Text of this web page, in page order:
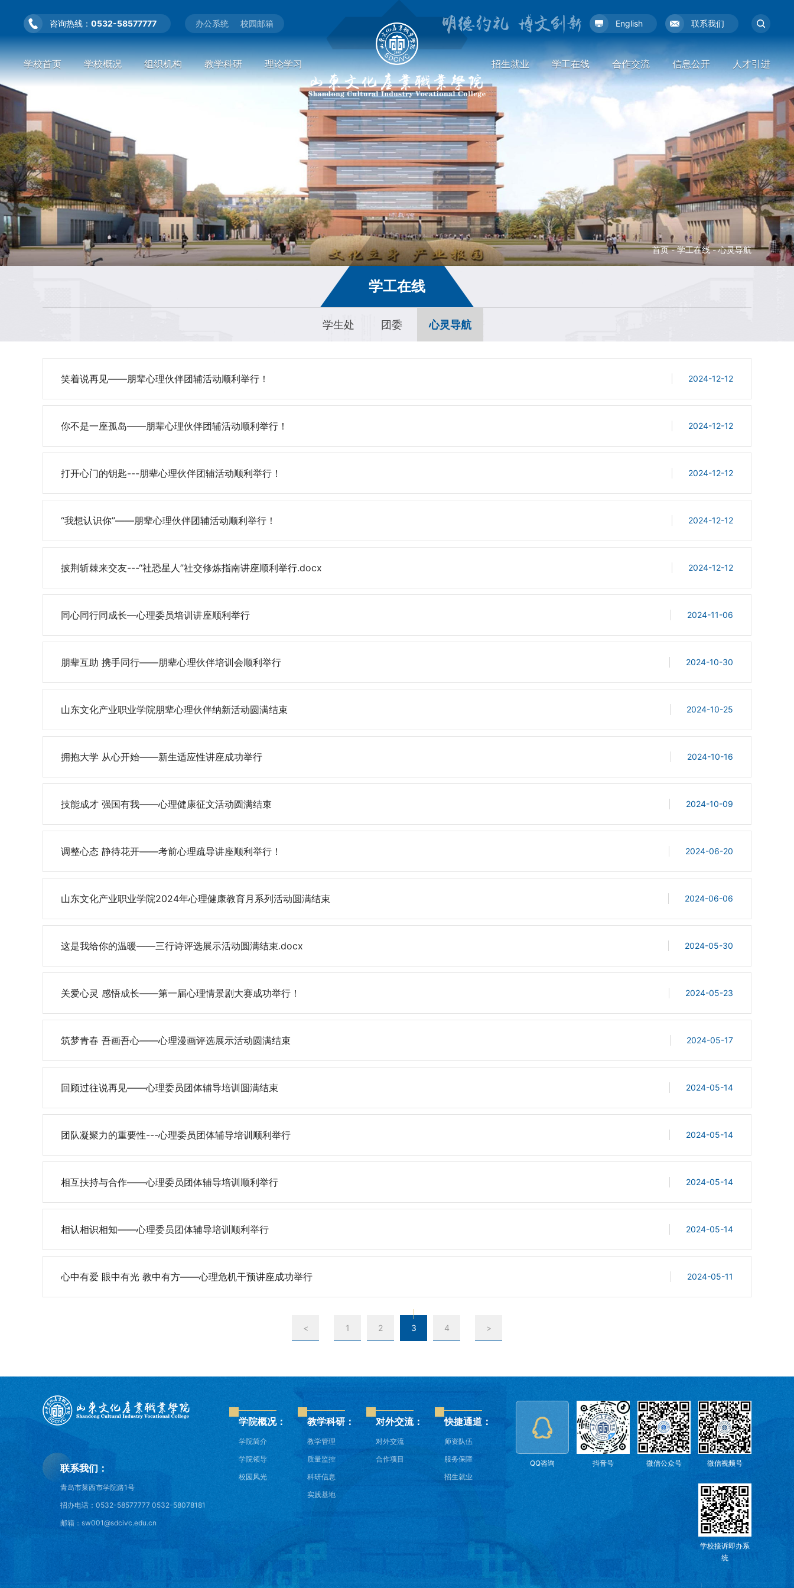
咨询热线： 0532-58577777 办公系统 校园邮箱 English 联系我们
学校首页 学校概况 组织机构 教学科研 理论学习 招生就业 学工在线 合作交流 信息公开 人才引进
首页-学工在线-心灵导航
学工在线
学生处 团委 心灵导航
2024-12-12
笑着说再见——朋辈心理伙伴团辅活动顺利举行！
2024-12-12
你不是一座孤岛——朋辈心理伙伴团辅活动顺利举行！
2024-12-12
打开心门的钥匙---朋辈心理伙伴团辅活动顺利举行！
2024-12-12
“我想认识你”——朋辈心理伙伴团辅活动顺利举行！
2024-12-12
披荆斩棘来交友---“社恐星人”社交修炼指南讲座顺利举行.docx
2024-11-06
同心同行同成长—心理委员培训讲座顺利举行
2024-10-30
朋辈互助 携手同行——朋辈心理伙伴培训会顺利举行
2024-10-25
山东文化产业职业学院朋辈心理伙伴纳新活动圆满结束
2024-10-16
拥抱大学 从心开始——新生适应性讲座成功举行
2024-10-09
技能成才 强国有我——心理健康征文活动圆满结束
2024-06-20
调整心态 静待花开——考前心理疏导讲座顺利举行！
2024-06-06
山东文化产业职业学院2024年心理健康教育月系列活动圆满结束
2024-05-30
这是我给你的温暖——三行诗评选展示活动圆满结束.docx
2024-05-23
关爱心灵 感悟成长——第一届心理情景剧大赛成功举行！
2024-05-17
筑梦青春 吾画吾心——心理漫画评选展示活动圆满结束
2024-05-14
回顾过往说再见——心理委员团体辅导培训圆满结束
2024-05-14
团队凝聚力的重要性---心理委员团体辅导培训顺利举行
2024-05-14
相互扶持与合作——心理委员团体辅导培训顺利举行
2024-05-14
相认相识相知——心理委员团体辅导培训顺利举行
2024-05-11
心中有爱 眼中有光 教中有方——心理危机干预讲座成功举行
< 1 2 3 4 >
联系我们：
青岛市莱西市学院路1号
招办电话：0532-58577777 0532-58078181
邮箱：sw001@sdcivc.edu.cn
学院概况：
学院简介
学院领导
校园风光
教学科研：
教学管理
质量监控
科研信息
实践基地
对外交流：
对外交流
合作项目
快捷通道：
师资队伍
服务保障
招生就业
QQ咨询 抖音号 微信公众号 微信视频号
学校接诉即办系
统